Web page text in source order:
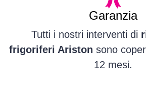
Garanzia
Tutti i nostri interventi di
frigoriferi Ariston sono
12 mesi.